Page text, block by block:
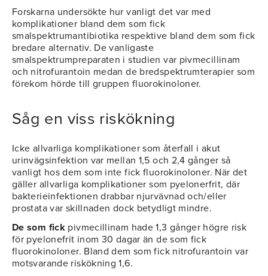
Forskarna undersökte hur vanligt det var med
komplikationer bland dem som fick
smalspektrumantibiotika respektive bland dem som fick
bredare alternativ. De vanligaste
smalspektrumpreparaten i studien var pivmecillinam
och nitrofurantoin medan de bredspektrumterapier som
förekom hörde till gruppen fluorokinoloner.
Såg en viss riskökning
Icke allvarliga komplikationer som återfall i akut
urinvägsinfektion var mellan 1,5 och 2,4 gånger så
vanligt hos dem som inte fick fluorokinoloner. När det
gäller allvarliga komplikationer som pyelonerfrit, där
bakterieinfektionen drabbar njurvävnad och/eller
prostata var skillnaden dock betydligt mindre.
De som fick pivmecillinam hade 1,3 gånger högre risk
för pyelonefrit inom 30 dagar än de som fick
fluorokinoloner. Bland dem som fick nitrofurantoin var
motsvarande riskökning 1,6.